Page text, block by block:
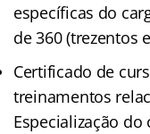
específicas do
de 360 (trezentos
Certificado de
treinamentos
Especialização